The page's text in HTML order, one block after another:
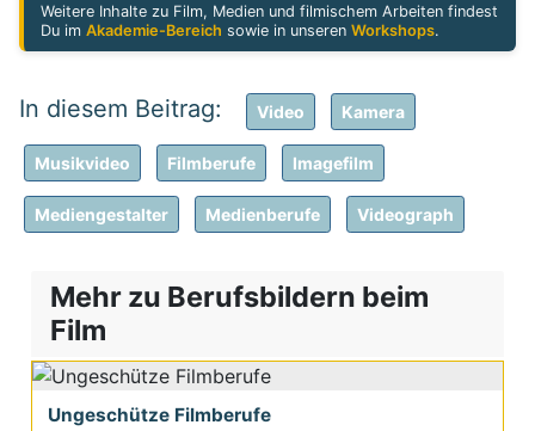
Weitere Inhalte zu Film, Medien und filmischem Arbeiten findest
Du imAkademie-Bereich sowie in unserenWorkshops.
Video Kamera
Musikvideo Filmberufe Imagefilm
Mediengestalter Medienberufe Videograph
Mehr zu Berufsbildern beim
Film
Ungeschütze Filmberufe